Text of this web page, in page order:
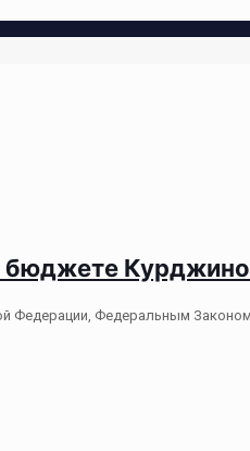
Федеральным